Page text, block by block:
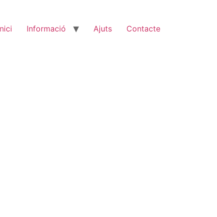
Informació Ajuts Contacte